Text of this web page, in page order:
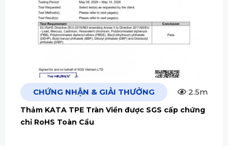
CHỨNG NHẬN & GIẢI THƯỞNG 2.5m
Thảm KATA TPE Tràn Viền được SGS cấp chứng
chỉ RoHS Toàn Cầu